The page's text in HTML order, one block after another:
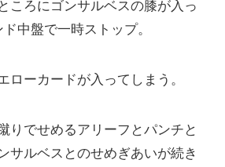
ころにゴンサルベスの膝が入っ
中盤で一時ストップ。
ローカードが入ってしまう。
りでせめるアリーフとパンチと
サルベスとのせめぎあいが続き